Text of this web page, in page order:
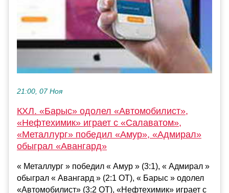
21:00, 07 Ноя
КХЛ. «Барыс» одолел «Автомобилист»,
«Нефтехимик» играет с «Салаватом»,
«Металлург» победил «Амур», «Адмирал»
обыграл «Авангард»
« Металлург » победил « Амур » (3:1), « Адмирал »
обыграл « Авангард » (2:1 ОТ), « Барыс » одолел
«Автомобилист» (3:2 ОТ), «Нефтехимик» играет с